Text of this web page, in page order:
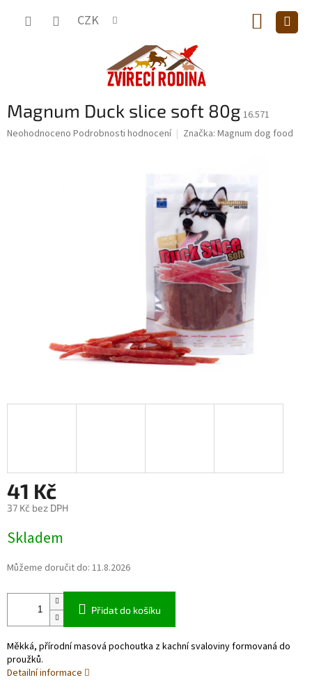
CZK
KOŠÍK
Magnum Duck slice soft 80g 16.571
Průměrné
Neohodnoceno Podrobnosti hodnocení Značka: Magnum dog food
41 Kč
37 Kč bez DPH
cena:
Skladem
Můžeme doručit do: 11.8.2026
Přidat do košíku
Měkká, přírodní masová pochoutka z kachní svaloviny formovaná do
proužků.
Detailní informace